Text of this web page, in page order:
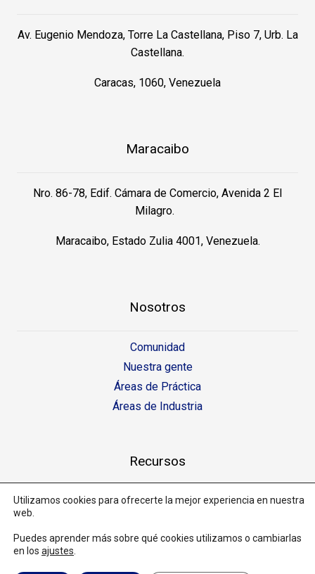
Av. Eugenio Mendoza, Torre La Castellana, Piso 7, Urb. La
Castellana.
Caracas, 1060, Venezuela
Maracaibo
Nro. 86-78, Edif. Cámara de Comercio, Avenida 2 El
Milagro.
Maracaibo, Estado Zulia 4001, Venezuela.
Nosotros
Comunidad
Nuestra gente
Áreas de Práctica
Áreas de Industria
Recursos
Perspectivas LEĜA
Copyright © 2026 LEĜA - Todos los derechos reservados | RIF:
Utilizamos cookies para ofrecerte la mejor experiencia en nuestra
web.
Puedes aprender más sobre qué cookies utilizamos o cambiarlas
en los ajustes